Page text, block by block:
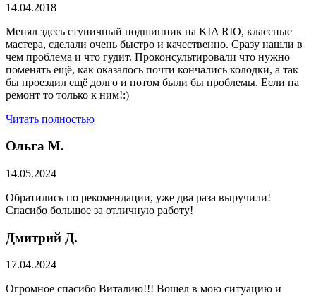
14.04.2018
Менял здесь ступичный подшипник на KIA RIO, классные
мастера, сделали очень быстро и качественно. Сразу нашли в
чем проблема и что гудит. Проконсультировали что нужно
поменять ещё, как оказалось почти кончались колодки, а так
бы проездил ещё долго и потом были бы проблемы. Если на
ремонт то только к ним!:)
Читать полностью
Ольга М.
14.05.2024
Обратились по рекомендации, уже два раза выручили!
Спасибо большое за отличную работу!
Дмитрий Д.
17.04.2024
Огромное спасибо Виталию!!! Вошел в мою ситуацию и